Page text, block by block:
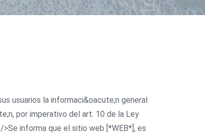
usuarios la informaci&oacute;n general
por imperativo del art. 10 de la Ley
informa que el sitio web [*WEB*], es